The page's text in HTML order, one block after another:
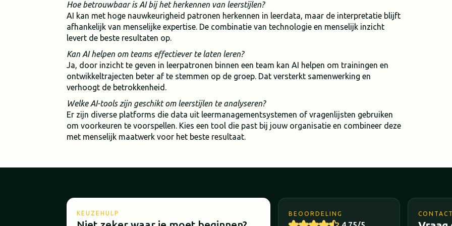
Hoe betrouwbaar is AI bij het herkennen van leerstijlen?
AI kan met hoge nauwkeurigheid patronen herkennen in leerdata, maar de interpretatie blijft
afhankelijk van menselijke expertise. De combinatie van technologie en menselijk inzicht
levert de beste resultaten op.
Kan AI helpen om teams effectiever te laten leren?
Ja, door inzicht te geven in leerpatronen binnen een team kan AI helpen om trainingen en
ontwikkeltrajecten beter af te stemmen op de groep. Dat versterkt samenwerking en
verhoogt de betrokkenheid.
Welke AI-tools zijn geschikt om leerstijlen te analyseren?
Er zijn diverse platforms die data uit leermanagementsystemen of vragenlijsten gebruiken
om voorkeuren te voorspellen. Kies een tool die past bij jouw organisatie en combineer deze
met menselijk maatwerk voor het beste resultaat.
KEUZEHULP BEOORDELING CONTACT